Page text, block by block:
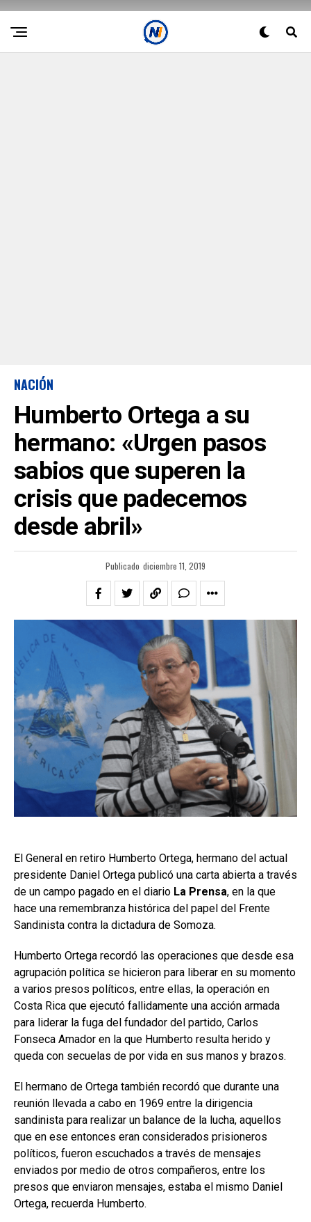
NACIÓN
Humberto Ortega a su
hermano: «Urgen pasos
sabios que superen la
crisis que padecemos
desde abril»
Publicado diciembre 11, 2019
El General en retiro Humberto Ortega, hermano del actual
presidente Daniel Ortega publicó una carta abierta a través
de un campo pagado en el diario La Prensa, en la que
hace una remembranza histórica del papel del Frente
Sandinista contra la dictadura de Somoza.
Humberto Ortega recordó las operaciones que desde esa
agrupación política se hicieron para liberar en su momento
a varios presos políticos, entre ellas, la operación en
Costa Rica que ejecutó fallidamente una acción armada
para liderar la fuga del fundador del partido, Carlos
Fonseca Amador en la que Humberto resulta herido y
queda con secuelas de por vida en sus manos y brazos.
El hermano de Ortega también recordó que durante una
reunión llevada a cabo en 1969 entre la dirigencia
sandinista para realizar un balance de la lucha, aquellos
que en ese entonces eran considerados prisioneros
políticos, fueron escuchados a través de mensajes
enviados por medio de otros compañeros, entre los
presos que enviaron mensajes, estaba el mismo Daniel
Ortega, recuerda Humberto.